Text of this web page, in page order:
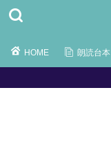
HOME 朗読台本